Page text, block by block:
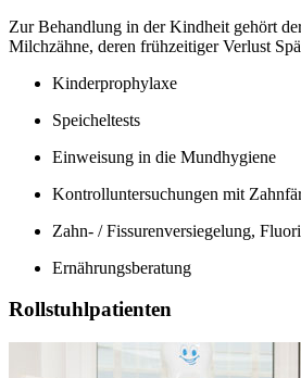
Zur Behandlung in der Kindheit gehört
Milchzähne, deren frühzeitiger Verlust
Kinderprophylaxe
Speicheltests
Einweisung in die Mundhygiene
Kontrolluntersuchungen mit
Zahn- / Fissurenversiegelung,
Ernährungsberatung
Rollstuhlpatienten